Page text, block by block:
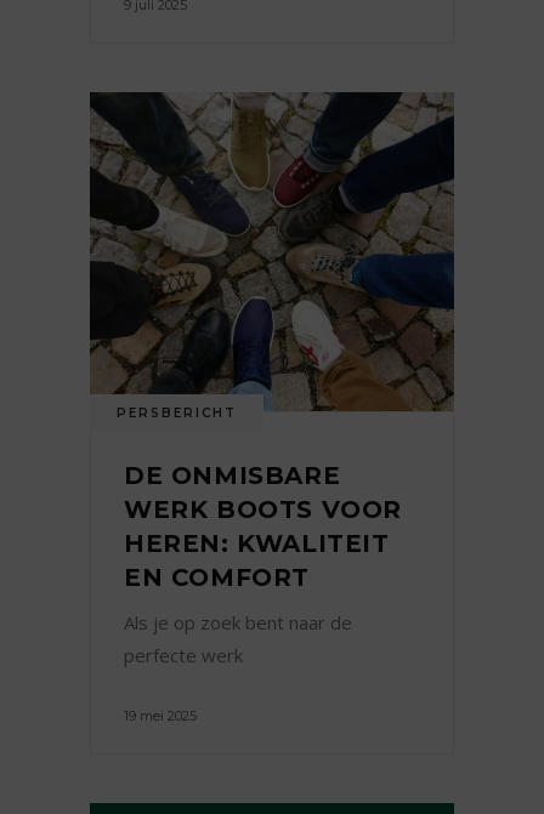
9 juli 2025
PERSBERICHT
DE ONMISBARE
WERK BOOTS VOOR
HEREN: KWALITEIT
EN COMFORT
Als je op zoek bent naar de
perfecte werk
19 mei 2025